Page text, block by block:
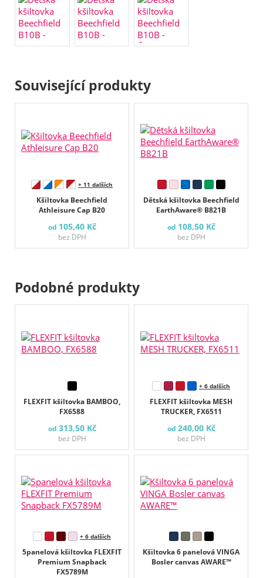
Související produkty
Kšiltovka Beechfield
Athleisure Cap B20
+ 11 dalších
od 105,40 Kč
bez DPH
Dětská kšiltovka Beechfield
EarthAware® B821B
od 108,50 Kč
bez DPH
Podobné produkty
FLEXFIT kšiltovka BAMBOO,
FX6588
od 313,50 Kč
bez DPH
FLEXFIT kšiltovka MESH
TRUCKER, FX6511
+ 6 dalších
od 240,00 Kč
bez DPH
5panelová kšiltovka FLEXFIT
Premium Snapback
FX5789M
+ 6 dalších
Kšiltovka 6 panelová VINGA
Bosler canvas AWARE™